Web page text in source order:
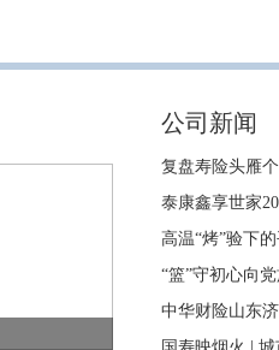
公司新闻
复盘寿险头雁
稳固“基本盘”
泰康鑫享世家
供“稳健+传承+
高温“烤”验下
温理赔一线纪实
“篮”守初心向
财险举办庆祝
中华财险山东